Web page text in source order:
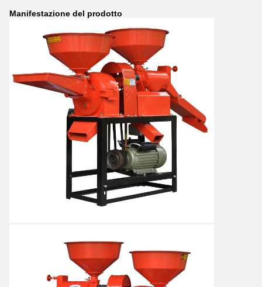
Manifestazione del prodotto